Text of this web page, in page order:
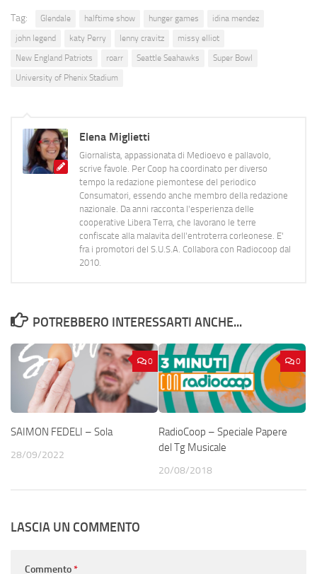
Tag: Glendale halftime show hunger games
idina mendez
john legend
katy Perry lenny cravitz
missy elliot
New England Patriots
roarr Seattle Seahawks
Super Bowl
University of Phenix Stadium
Elena Miglietti
Giornalista, appassionata di Medioevo e pallavolo,
scrive favole. Per Coop ha coordinato per diverso
tempo la redazione piemontese del periodico
Consumatori, essendo anche membro della redazione
nazionale. Da anni racconta l'esperienza delle
cooperative Libera Terra, che lavorano le terre
confiscate alla malavita dell'entroterra corleonese. E'
fra i promotori del S.U.S.A. Collabora con Radiocoop dal
2010.
POTREBBERO INTERESSARTI ANCHE...
0
SAIMON FEDELI – Sola
28/09/2022
0
RadioCoop – Speciale Papere
del Tg Musicale
20/08/2018
LASCIA UN COMMENTO
Commento*